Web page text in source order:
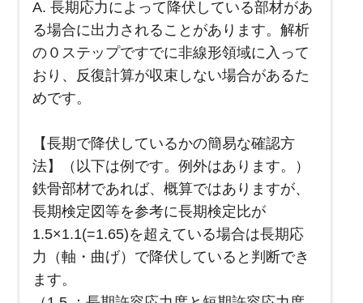
A. 長期応力によって降伏している部材があ
る場合に出力されることがあります。解析
の０ステップですでに非線形領域に入って
おり、反復計算が収束しない場合があるた
めです。
【長期で降伏しているかの簡易な確認方
法】（以下は例です。例外はあります。）
鉄骨部材であれば、概算ではありますが、
長期検定図等を参考に長期検定比が
1.5×1.1(=1.65)を超えている場合は長期応
力（軸・曲げ）で降伏していると判断でき
ます。